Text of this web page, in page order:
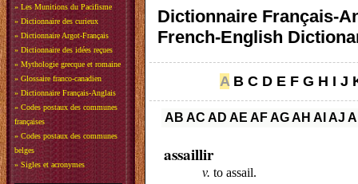
» Les Munitions du Pacifisme
» Dictionnaire des curieux
» Dictionnaire Argot-Français
» Dictionnaire des idées reçues
» Mythologie grecque et romaine
» Glossaire franco-canadien
» Dictionnaire Français-Anglais
» Codes postaux des communes
françaises
» Codes postaux des communes
belges
» Sigles et acronymes
Dictionnaire Français-
French-English
A B C D E F G H I J
AB AC AD AE AFAGAH AI AJ
assaillir
v. to assail.